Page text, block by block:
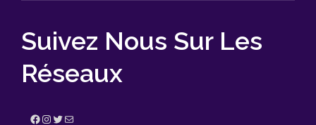
Suivez Nous Sur Les
Réseaux
Facebook InstagramTwitter E-mail